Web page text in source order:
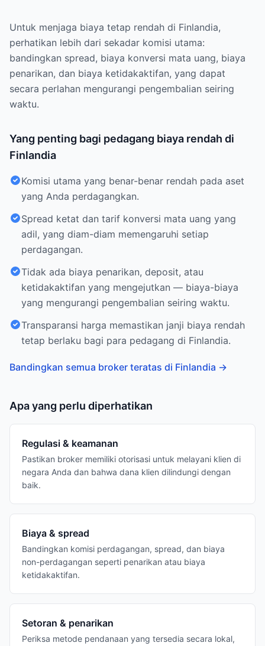
Untuk menjaga biaya tetap rendah di Finlandia,
perhatikan lebih dari sekadar komisi utama:
bandingkan spread, biaya konversi mata uang, biaya
penarikan, dan biaya ketidakaktifan, yang dapat
secara perlahan mengurangi pengembalian seiring
waktu.
Yang penting bagi pedagang biaya rendah di
Finlandia
Komisi utama yang benar-benar rendah pada aset
yang Anda perdagangkan.
Spread ketat dan tarif konversi mata uang yang
adil, yang diam-diam memengaruhi setiap
perdagangan.
Tidak ada biaya penarikan, deposit, atau
ketidakaktifan yang mengejutkan — biaya-biaya
yang mengurangi pengembalian seiring waktu.
Transparansi harga memastikan janji biaya rendah
tetap berlaku bagi para pedagang di Finlandia.
Bandingkan semua broker teratas di Finlandia →
Apa yang perlu diperhatikan
Regulasi & keamanan
Pastikan broker memiliki otorisasi untuk melayani klien di
negara Anda dan bahwa dana klien dilindungi dengan
baik.
Biaya & spread
Bandingkan komisi perdagangan, spread, dan biaya
non-perdagangan seperti penarikan atau biaya
ketidakaktifan.
Setoran & penarikan
Periksa metode pendanaan yang tersedia secara lokal,